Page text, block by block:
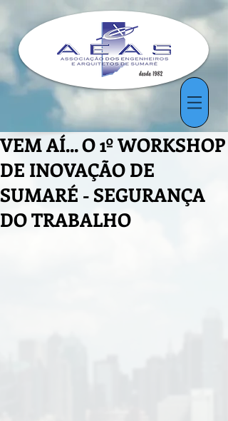
VEM AÍ... O 1º WORKSHOP
DE INOVAÇÃO DE
SUMARÉ - SEGURANÇA
DO TRABALHO